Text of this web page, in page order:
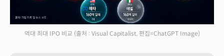
역대 최대 IPO 비교 (출처 : Visual Capitalist, 편집=ChatGPT Image)